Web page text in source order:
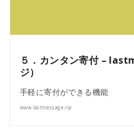
５．カンタン寄付 –
ジ）
手軽に寄付ができる機能
www.lastmessage.rip